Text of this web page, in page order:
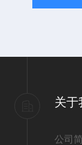
关于
公司